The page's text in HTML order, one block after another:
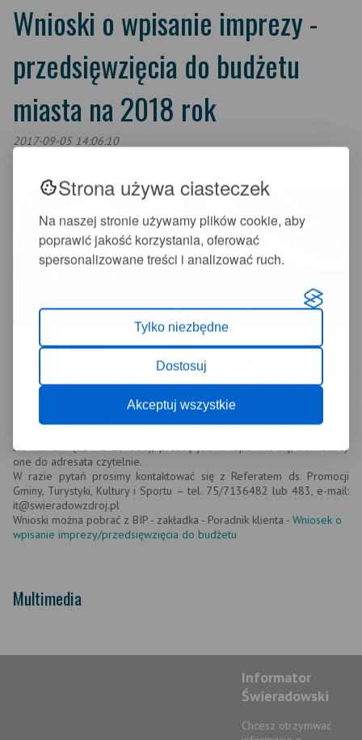
Strona używa ciasteczek
Na naszej stronie używamy plików cookie, aby
poprawić jakość korzystania, oferować
spersonalizowane treści i analizować ruch.
Tylko niezbędne
Dostosuj
Akceptuj wszystkie
Wnioski o wpisanie imprezy -
przedsięwzięcia do budżetu
miasta na 2018 rok
2017-09-05 14:06:10
Szanowni Państwo
w dniach od 5 do 29 września 2017 można składać w sekretariacie
Urzędu Miasta Świeradów-Zdrój wnioski o wpisanie imprezy/
przedsięwzięcia do budżetu Gminy Miejskiej Świeradów-Zdrój na
Wnioski można składać osobiście w Urzędzie Miasta, przesyłać je
lub fax-em (75 78 16 585), proszę jednak upewnić się, że dotarły
one do adresata czytelnie.
W razie pytań prosimy kontaktować się z Referatem ds. Promocji
Gminy, Turystyki, Kultury i Sportu – tel. 75/7136482 lub 483, e-mail:
it@swieradowzdroj.pl
Wnioski można pobrać z BIP - zakładka - Poradnik klienta - Wniosek o
wpisanie imprezy/przedsięwzięcia do budżetu
Multimedia
Informator
Świeradowski
Chcesz otrzymwać